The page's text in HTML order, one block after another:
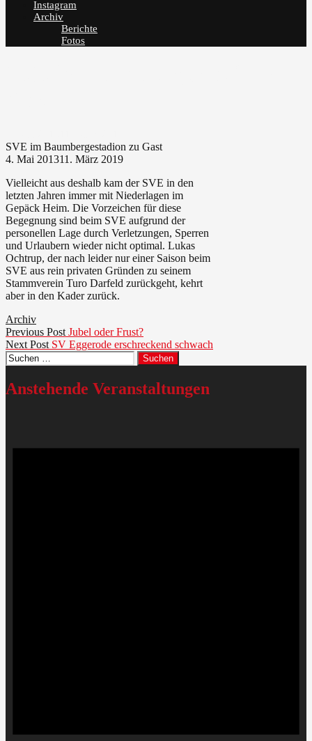
Instagram
Archiv
Berichte
Fotos
SVE im Baumbergestadion zu Gast
4. Mai 201311. März 2019
Vielleicht aus deshalb kam der SVE in den
letzten Jahren immer mit Niederlagen im
Gepäck Heim. Die Vorzeichen für diese
Begegnung sind beim SVE aufgrund der
personellen Lage durch Verletzungen, Sperren
und Urlaubern wieder nicht optimal. Lukas
Ochtrup, der nach leider nur einer Saison beim
SVE aus rein privaten Gründen zu seinem
Stammverein Turo Darfeld zurückgeht, kehrt
aber in den Kader zurück.
Archiv
Beitragsnavigation
Previous Post Previous
post:
Jubel oder Frust?
Next Post Next
post:
SV Eggerode erschreckend schwach
Suchen
nach:
Anstehende Veranstaltungen